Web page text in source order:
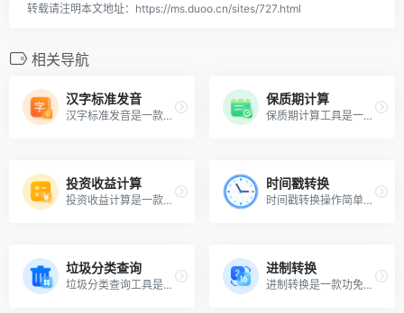
转载请注明本文地址：https://ms.duoo.cn/sites/727.html
相关导航
汉字标准发音
汉字标准发音是一款免费、在线的语音工具，为用户带来了高效和实用的汉语学习体验。无论是初学者还是有经验的用户，使用它都能够快速提升自己的汉语表达能力，让自己的语言和沟通能力更上一层楼
保质期计算
保质期计算工具是一款免费的的工具，可以用来计算食品、饮料、药品等物品的保质期。这款工具提供了强大的保质期计算功能，可以准确地计算各种物品的保质期日期。 保质期计算工具还可以用来计算库存有效期和物流运输期限等，保质期计算工具是一款功能丰富、实用的工具，可以帮助用户快速、准确地计算各种物品的保质期日期
投资收益计算
投资收益计算是一款智能化的投资收益计算工具，它可以根据用户的投资组合自动计算和比较每个产品的收益率，并提供详细的数据以供参考，该工具还具备人性化的设计和操作简单方便的优点，让用户可以在短时间内轻松掌握使用方法。可以帮助您快速计算和比较投资收益，助您实现理财目标。
时间戳转换
时间戳转换操作简单易用，只需打开工具，选择要转换的时间戳格式，点击“开始转换”按钮即可完成转换。时间戳转换是一款非常出色的时间戳转换工具，适合各类人群使用
垃圾分类查询
垃圾分类查询工具是一款免费的工具，可以用来查询生活中的垃圾分类情况。这款工具提供了实时更新的垃圾分类。让用户更加清晰地了解垃圾分类的具体方法和要求。更好地理解和管理垃圾分类工作
进制转换
进制转换是一款功免费的在线工具，可以用来解决许多实际问题。它包含了二进制、八进制、十进制度转换等多种进制转换。进制转换工具是一款出色的数学运算工具，可以成为用户生产力和效率的重要工具之一